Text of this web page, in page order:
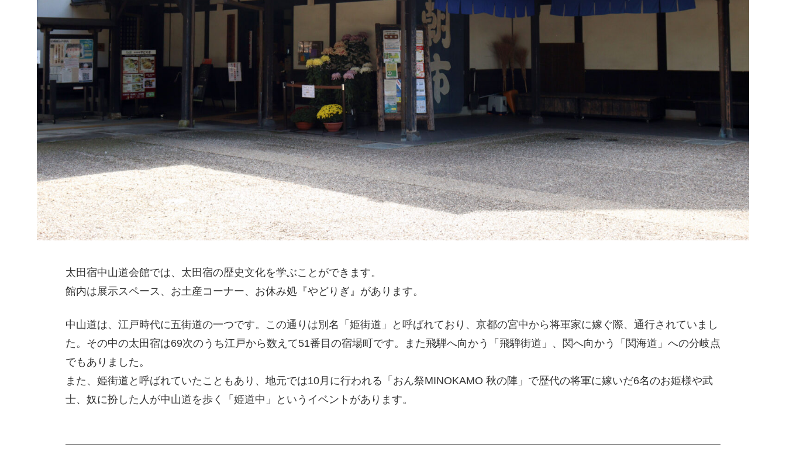
太田宿中山道会館では、太田宿の歴史文化を学ぶことができます。
館内は展示スペース、お土産コーナー、お休み処『やどりぎ』があります。
中山道は、江戸時代に五街道の一つです。この通りは別名「姫街道」と呼ばれており、京都の宮中から将軍家に嫁ぐ際、通行されていまし
た。その中の太田宿は69次のうち江戸から数えて51番目の宿場町です。また飛騨へ向かう「飛騨街道」、関へ向かう「関海道」への分岐点
でもありました。
また、姫街道と呼ばれていたこともあり、地元では10月に行われる「おん祭MINOKAMO 秋の陣」で歴代の将軍に嫁いだ6名のお姫様や武
士、奴に扮した人が中山道を歩く「姫道中」というイベントがあります。